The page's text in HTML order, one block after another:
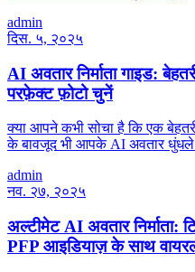
admin
दिस. ५, २०२५
AI अवतार निर्माता गाइड:
परफ़ेक्ट फ़ोटो चुनें
क्या आपने कभी सोचा है कि एक
के बावजूद भी आपके AI अवतार धुंधले
admin
नव. २७, २०२५
अल्टीमेट AI अवतार निर्माता:
PFP आइडियाज़ के साथ